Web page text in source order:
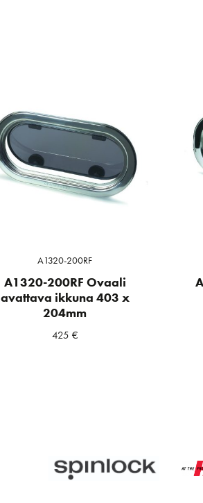
A1320-200RF
A1320-200RF Ovaali
avattava ikkuna 403 x
204mm
425 €